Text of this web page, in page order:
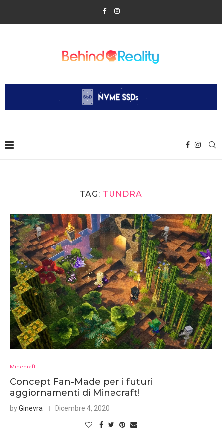
TAG: TUNDRA
Minecraft
Concept Fan-Made per i futuri
aggiornamenti di Minecraft!
byGinevra Dicembre 4, 2020